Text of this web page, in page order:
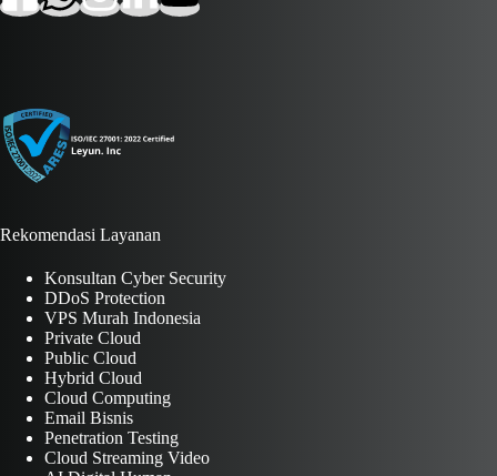
Rekomendasi Layanan
Konsultan Cyber Security
DDoS Protection
VPS Murah Indonesia
Private Cloud
Public Cloud
Hybrid Cloud
Cloud Computing
Email Bisnis
Penetration Testing
Cloud Streaming Video